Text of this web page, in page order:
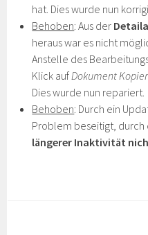
hat. Dies wurde nun
Behoben: Aus der
heraus war es nicht
Anstelle des
Klick aufDokument
Dies wurde nun repariert.
Behoben: Durch ein
Problem beseitigt, durch
längerer Inaktivität